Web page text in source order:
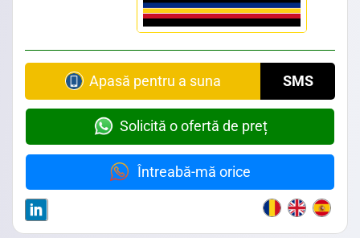
Apasă pentru a suna SMS
Solicită o ofertă de preț
Întreabă-mă orice